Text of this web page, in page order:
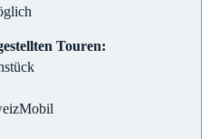
Touren: